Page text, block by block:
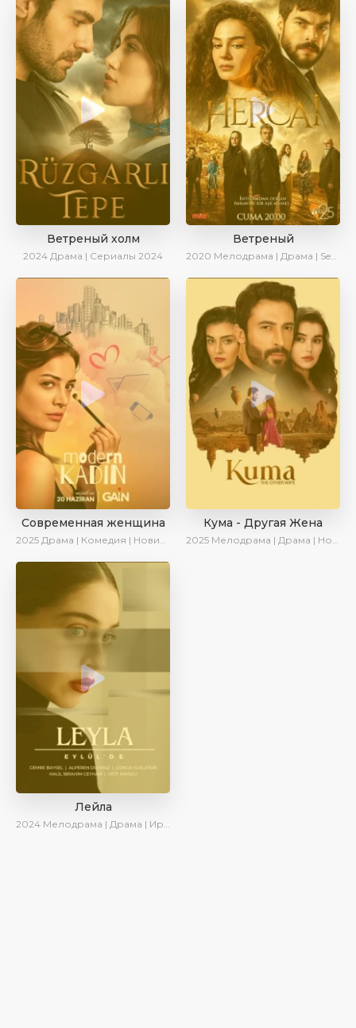
Ветреный холм
2024 Драма | Сериалы 2024
Ветреный
2020 Мелодрама | Драма | SesDizi | Ирина Котова | AveTurk
Современная женщина
2025 Драма | Комедия | Новинки | Сериалы 2025
Кума - Другая Жена
2025 Мелодрама | Драма | Новинки | Сериалы 2025
Лейла
2024 Мелодрама | Драма | Ирина Котова | AveTurk | AlisaDirilis | Сериалы 2024